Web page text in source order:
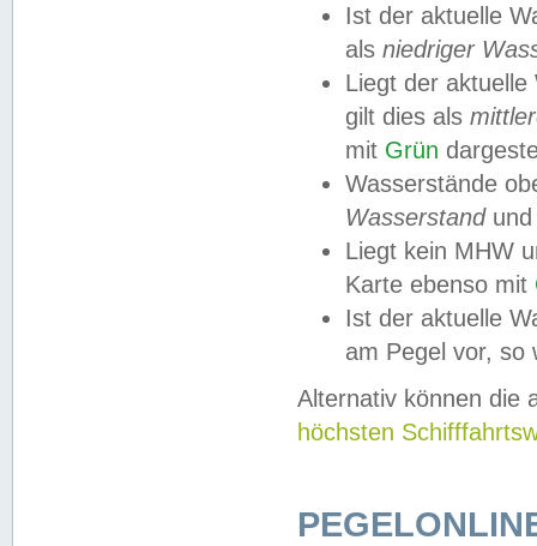
Ist der aktuelle
als niedriger
Liegt der
gilt dies als
mit Grün
Wasserstände
Wasserstandund
Liegt kein MHW
Karte ebenso mit
Ist der aktuelle
am Pegel vor,
Alternativ können die
höchsten